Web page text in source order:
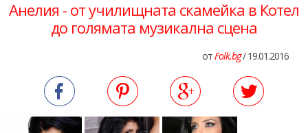
Анелия - от училищната скамейка в Котел
до голямата музикална сцена
отFolk.bg/ 19.01.2016